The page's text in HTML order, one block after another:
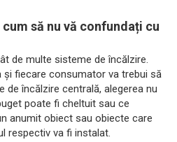
să nu vă confundați cu
de multe sisteme de încălzire.
și fiecare consumator va trebui să
de încălzire centrală, alegerea nu
poate fi cheltuit sau ce
anumit obiect sau obiecte care
respectiv va fi instalat.